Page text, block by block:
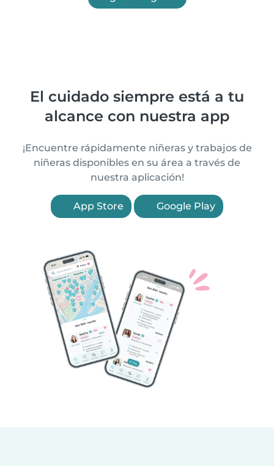
El cuidado siempre está a tu
alcance con nuestra app
¡Encuentre rápidamente niñeras y trabajos de
niñeras disponibles en su área a través de
nuestra aplicación!
App Store Google Play